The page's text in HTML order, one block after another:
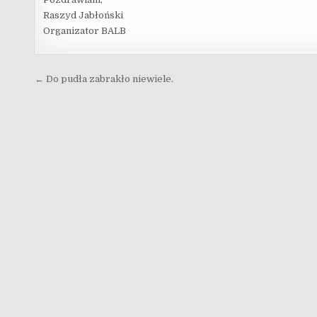
Raszyd Jabłoński
Organizator BALB
Nawigacja wpisu
← Do pudła zabrakło niewiele.